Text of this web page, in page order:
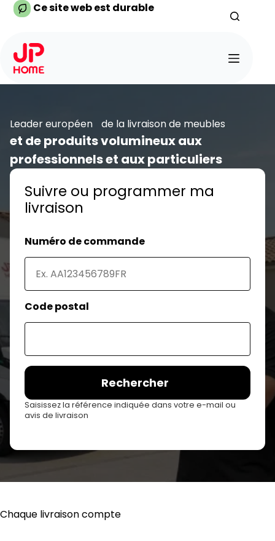
Passer Ce site web est durable
Leader européen de la livraison de meubles
et de produits volumineux aux
professionnels et aux particuliers
Suivre ou programmer ma
livraison
Numéro de commande
Code postal
Rechercher
Saisissez la référence indiquée dans votre e-mail ou
avis de livraison
Chaque livraison compte